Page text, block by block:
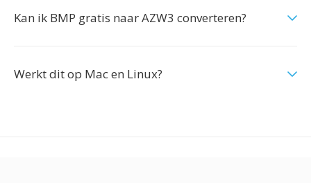
Kan ik BMP gratis naar AZW3 converteren?
Werkt dit op Mac en Linux?